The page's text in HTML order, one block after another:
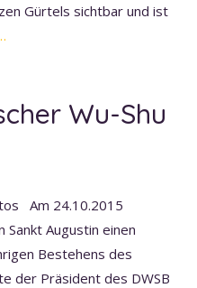
Gürtels sichtbar und ist
Wu-Shu
Am 24.10.2015
Sankt Augustin einen
Bestehens des
der Präsident des DWSB